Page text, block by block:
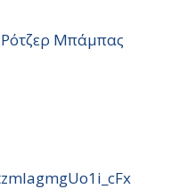
Ρότζερ Μπάμπας